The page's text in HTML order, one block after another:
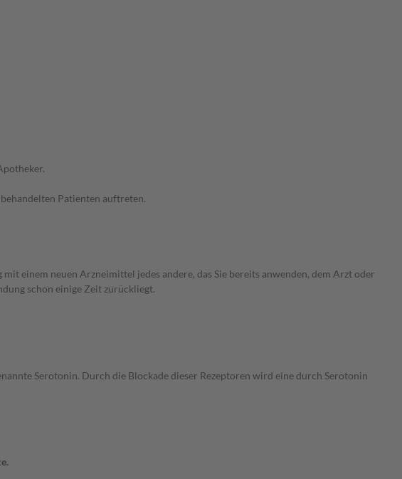
Patienten auftreten.
einem neuen Arzneimittel jedes andere, das Sie bereits anwenden, dem Arzt oder
schon einige Zeit zurückliegt.
Serotonin. Durch die Blockade dieser Rezeptoren wird eine durch Serotonin